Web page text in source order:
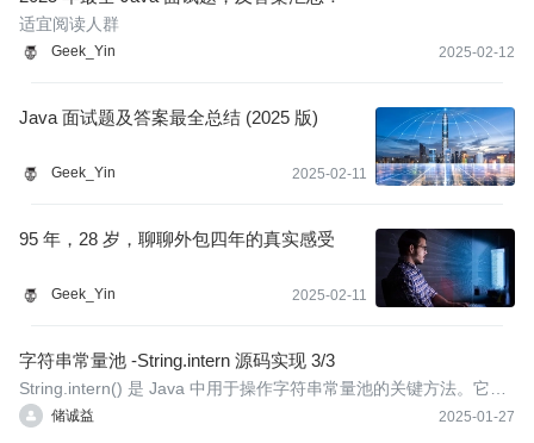
Geek_Yin 2025-02-12
适宜阅读人群
Java 面试题及答案最全总结 (2025 版)
Geek_Yin 2025-02-11
95 年，28 岁，聊聊外包四年的真实感受
Geek_Yin 2025-02-11
字符串常量池 -String.intern 源码实现 3/3
储诚益 2025-01-27
String.intern() 是 Java 中用于操作字符串常量池的关键方法。它的
作用是将字符串对象添加到字符串常量池中（如果池中不存在相同